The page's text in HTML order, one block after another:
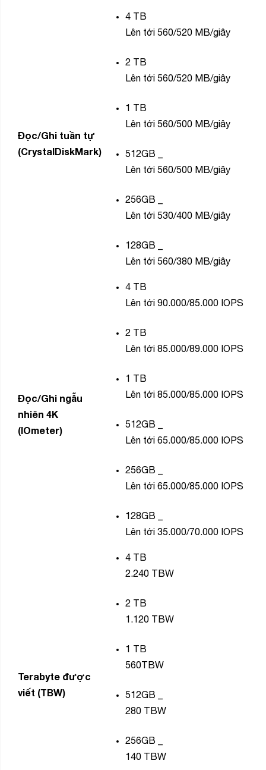
Đọc/Ghi tuần tự
(CrystalDiskMark)
4 TB
Lên tới 560/520 MB/giây
2 TB
Lên tới 560/520 MB/giây
1 TB
Lên tới 560/500 MB/giây
512GB
Lên tới 560/500 MB/giây
256GB
Lên tới 530/400 MB/giây
128GB
Lên tới 560/380 MB/giây
Đọc/Ghi ngẫu
nhiên 4K
(IOmeter)
4 TB
Lên tới 90.000/85.000 IOPS
2 TB
Lên tới 85.000/89.000 IOPS
1 TB
Lên tới 85.000/85.000 IOPS
512GB
Lên tới 65.000/85.000 IOPS
256GB
Lên tới 65.000/85.000 IOPS
128GB
Lên tới 35.000/70.000 IOPS
Terabyte được
viết (TBW)
4 TB
2.240 TBW
2 TB
1.120 TBW
1 TB
560TBW
512GB
280 TBW
256GB
140 TBW